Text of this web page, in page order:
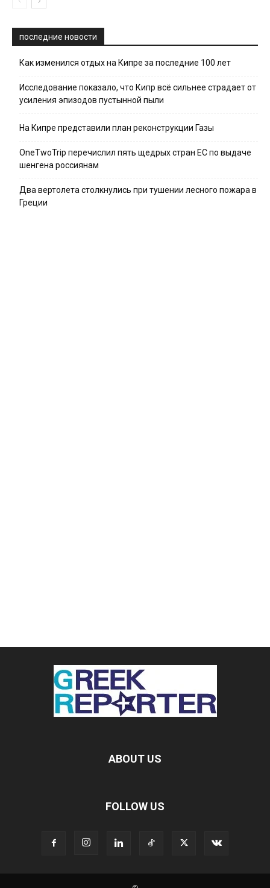
последние новости
Как изменился отдых на Кипре за последние 100 лет
Исследование показало, что Кипр всё сильнее страдает от
усиления эпизодов пустынной пыли
На Кипре представили план реконструкции Газы
OneTwoTrip перечислил пять щедрых стран ЕС по выдаче
шенгена россиянам
Два вертолета столкнулись при тушении лесного пожара в
Греции
ABOUT US
FOLLOW US